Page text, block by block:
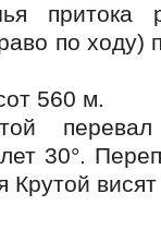
по ходу)
560 м.
30°.
Крутой